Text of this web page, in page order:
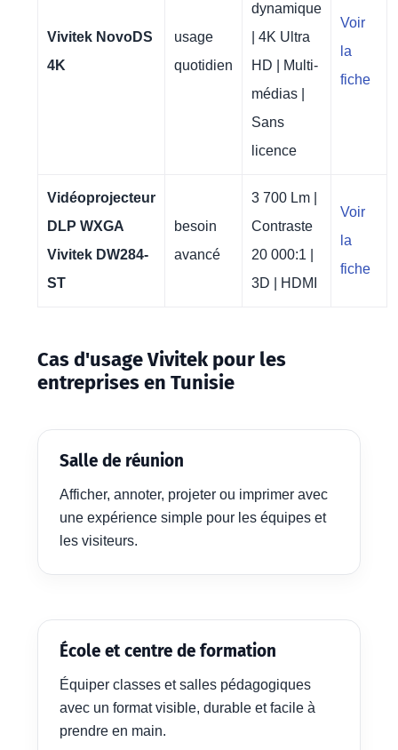
Vivitek NovoDS
4K
usage
quotidien
dynamique
| 4K Ultra
HD | Multi-
médias |
Sans
licence
Voir
la
fiche
Vidéoprojecteur
DLP WXGA
Vivitek DW284-
ST
besoin
avancé
3 700 Lm |
Contraste
20 000:1 |
3D | HDMI
Voir
la
fiche
Cas d'usage Vivitek pour les
entreprises en Tunisie
Salle de réunion
Afficher, annoter, projeter ou imprimer avec
une expérience simple pour les équipes et
les visiteurs.
École et centre de formation
Équiper classes et salles pédagogiques
avec un format visible, durable et facile à
prendre en main.